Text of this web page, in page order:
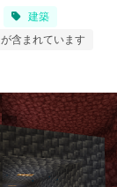
建築
含まれています